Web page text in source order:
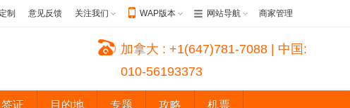
制 意见反馈 关注我们 WAP版本 网站导航 商家管理
加拿大 : +1(647)781-7088 | 中国:
010-56193373
签证 目的地 专题 攻略 机票